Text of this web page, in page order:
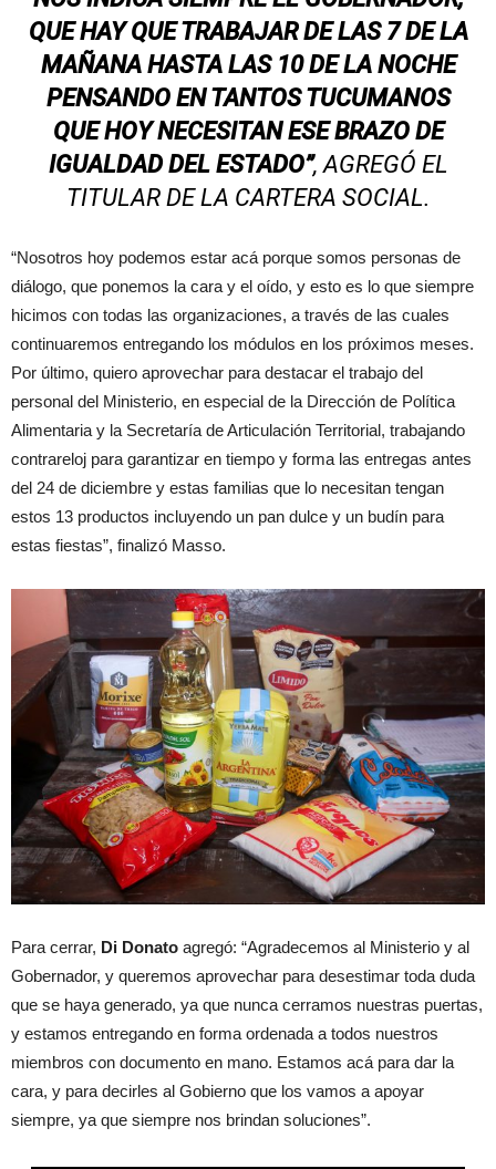
QUE HAY QUE TRABAJAR DE LAS 7 DE LA
MAÑANA HASTA LAS 10 DE LA NOCHE
PENSANDO EN TANTOS TUCUMANOS
QUE HOY NECESITAN ESE BRAZO DE
IGUALDAD DEL ESTADO”, AGREGÓ EL
TITULAR DE LA CARTERA SOCIAL.
“Nosotros hoy podemos estar acá porque somos personas de
diálogo, que ponemos la cara y el oído, y esto es lo que siempre
hicimos con todas las organizaciones, a través de las cuales
continuaremos entregando los módulos en los próximos meses.
Por último, quiero aprovechar para destacar el trabajo del
personal del Ministerio, en especial de la Dirección de Política
Alimentaria y la Secretaría de Articulación Territorial, trabajando
contrareloj para garantizar en tiempo y forma las entregas antes
del 24 de diciembre y estas familias que lo necesitan tengan
estos 13 productos incluyendo un pan dulce y un budín para
estas fiestas”, finalizó Masso.
Para cerrar, Di Donato agregó: “Agradecemos al Ministerio y al
Gobernador, y queremos aprovechar para desestimar toda duda
que se haya generado, ya que nunca cerramos nuestras puertas,
y estamos entregando en forma ordenada a todos nuestros
miembros con documento en mano. Estamos acá para dar la
cara, y para decirles al Gobierno que los vamos a apoyar
siempre, ya que siempre nos brindan soluciones”.